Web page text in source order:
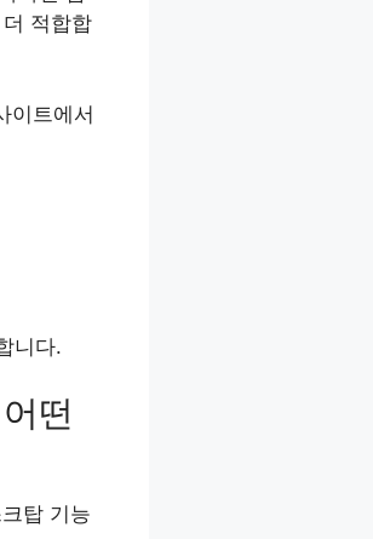
적합합
이트에서
니다.
떤
탑 기능